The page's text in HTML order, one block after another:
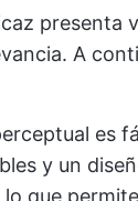
presenta
A
es
y un
que